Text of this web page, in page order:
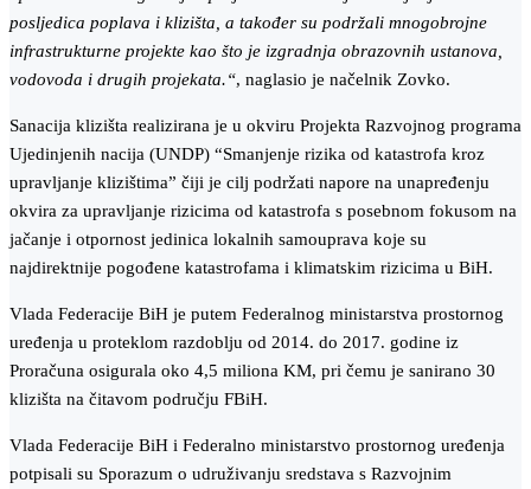
posljedica poplava i klizišta, a također su podržali mnogobrojne
infrastrukturne projekte kao što je izgradnja obrazovnih ustanova,
vodovoda i drugih projekata.“, naglasio je načelnik Zovko.
Sanacija klizišta realizirana je u okviru Projekta Razvojnog programa
Ujedinjenih nacija (UNDP) “Smanjenje rizika od katastrofa kroz
upravljanje klizištima” čiji je cilj podržati napore na unapređenju
okvira za upravljanje rizicima od katastrofa s posebnom fokusom na
jačanje i otpornost jedinica lokalnih samouprava koje su
najdirektnije pogođene katastrofama i klimatskim rizicima u BiH.
Vlada Federacije BiH je putem Federalnog ministarstva prostornog
uređenja u proteklom razdoblju od 2014. do 2017. godine iz
Proračuna osigurala oko 4,5 miliona KM, pri čemu je sanirano 30
klizišta na čitavom području FBiH.
Vlada Federacije BiH i Federalno ministarstvo prostornog uređenja
potpisali su Sporazum o udruživanju sredstava s Razvojnim